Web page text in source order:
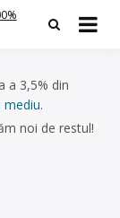
a 3,5% din
mediu.
noi de restul!